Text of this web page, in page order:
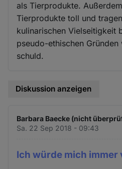
als Tierprodukte.
Tierprodukte toll und
kulinarischen Vielseitigkeit
pseudo-ethischen
schuld.
Diskussion anzeigen
Barbara Baecke (nicht
Sa. 22 Sep 2018 - 09:43
Ich würde mich immer